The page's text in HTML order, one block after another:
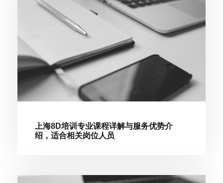
上海8D培训专业课程详解与服务优势介
绍，适合相关岗位人员